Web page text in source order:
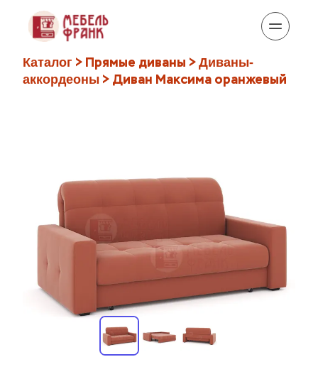
Каталог > Прямые диваны > Диваны-
аккордеоны > Диван Максима оранжевый